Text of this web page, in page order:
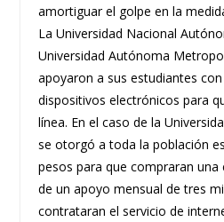
amortiguar el golpe en la
La Universidad Nacional
Universidad Autónoma
apoyaron a sus estudiantes
dispositivos electrónicos para
línea. En el caso de la
se otorgó a toda la población
pesos para que compraran
de un apoyo mensual de tres
contrataran el servicio de